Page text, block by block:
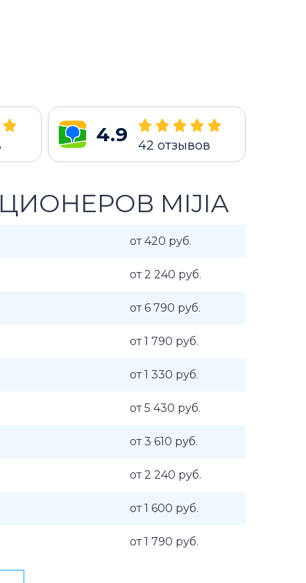
4.9 42 отзывов
MIJIA
от 420 руб.
от 2 240 руб.
от 6 790 руб.
от 1 790 руб.
от 1 330 руб.
от 5 430 руб.
от 3 610 руб.
от 2 240 руб.
от 1 600 руб.
от 1 790 руб.